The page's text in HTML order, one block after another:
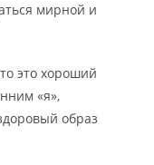
мирной и
это хороший
«я»,
образ